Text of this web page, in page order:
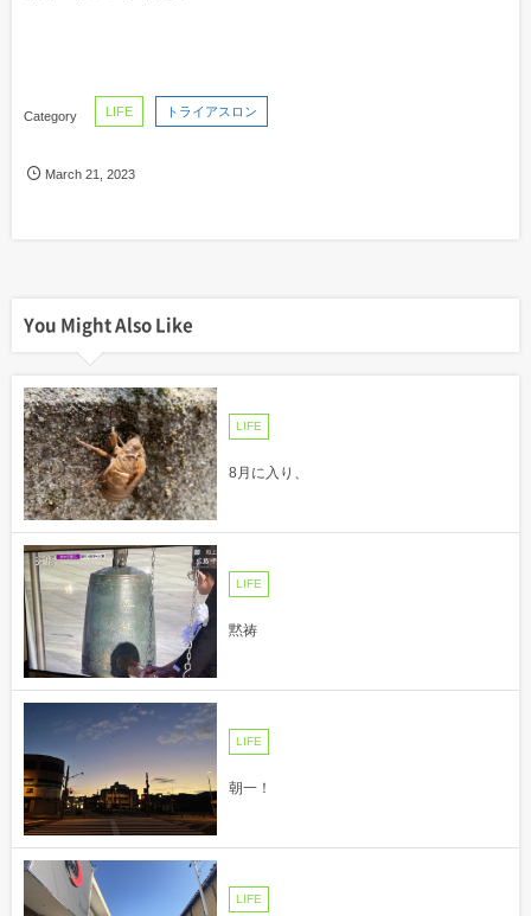
LIFE トライアスロン
March 21 ,2023
You Might Also Like
LIFE
8月に入り、
LIFE
黙祷
LIFE
朝一！
LIFE